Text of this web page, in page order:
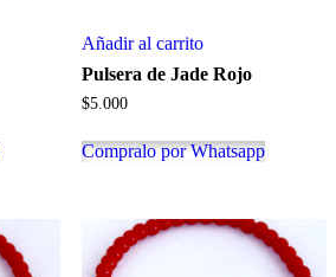
Añadir al carrito
Pulsera de Jade Rojo
$5.000
Compralo por Whatsapp